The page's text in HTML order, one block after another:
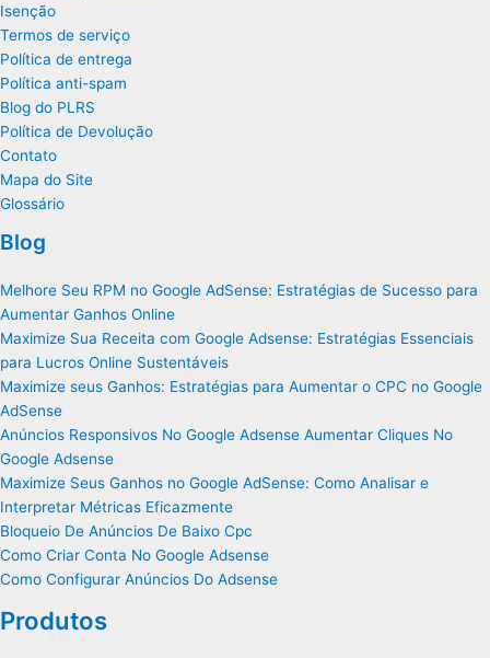
Isenção
Termos de serviço
Política de entrega
Política anti-spam
Blog do PLRS
Política de Devolução
Contato
Mapa do Site
Glossário
Blog
Melhore Seu RPM no Google AdSense: Estratégias de Sucesso para
Aumentar Ganhos Online
Maximize Sua Receita com Google Adsense: Estratégias Essenciais
para Lucros Online Sustentáveis
Maximize seus Ganhos: Estratégias para Aumentar o CPC no Google
AdSense
Anúncios Responsivos No Google Adsense Aumentar Cliques No
Google Adsense
Maximize Seus Ganhos no Google AdSense: Como Analisar e
Interpretar Métricas Eficazmente
Bloqueio De Anúncios De Baixo Cpc
Como Criar Conta No Google Adsense
Como Configurar Anúncios Do Adsense
Produtos